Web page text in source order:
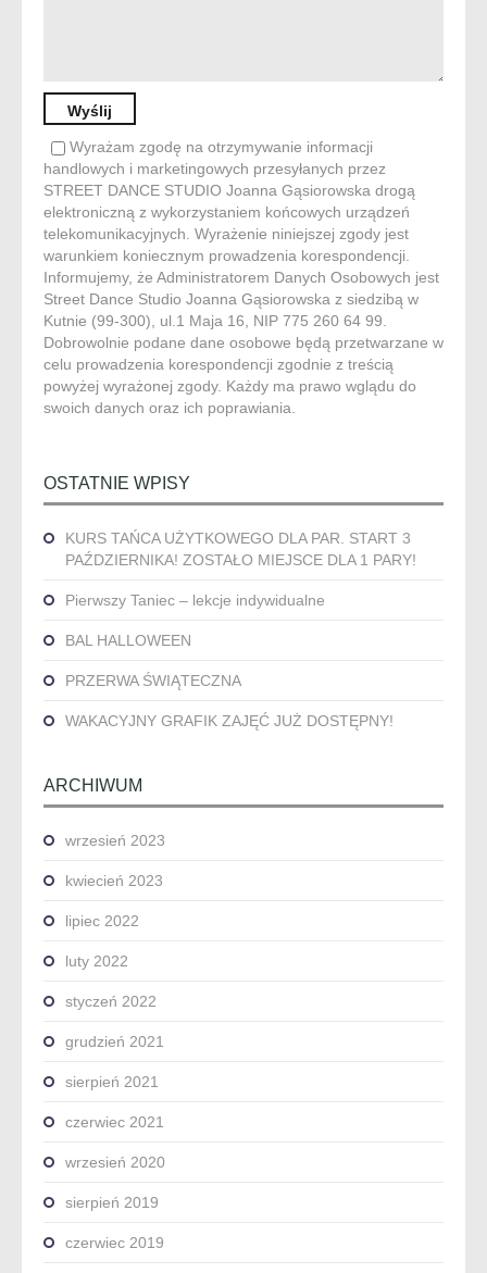
Wyrażam zgodę na otrzymywanie informacji
handlowych i marketingowych przesyłanych przez
STREET DANCE STUDIO Joanna Gąsiorowska drogą
elektroniczną z wykorzystaniem końcowych urządzeń
telekomunikacyjnych. Wyrażenie niniejszej zgody jest
warunkiem koniecznym prowadzenia korespondencji.
Informujemy, że Administratorem Danych Osobowych jest
Street Dance Studio Joanna Gąsiorowska z siedzibą w
Kutnie (99-300), ul.1 Maja 16, NIP 775 260 64 99.
Dobrowolnie podane dane osobowe będą przetwarzane w
celu prowadzenia korespondencji zgodnie z treścią
powyżej wyrażonej zgody. Każdy ma prawo wglądu do
swoich danych oraz ich poprawiania.
OSTATNIE WPISY
KURS TAŃCA UŻYTKOWEGO DLA PAR. START 3
PAŹDZIERNIKA! ZOSTAŁO MIEJSCE DLA 1 PARY!
Pierwszy Taniec – lekcje indywidualne
BAL HALLOWEEN
PRZERWA ŚWIĄTECZNA
WAKACYJNY GRAFIK ZAJĘĆ JUŻ DOSTĘPNY!
ARCHIWUM
wrzesień 2023
kwiecień 2023
lipiec 2022
luty 2022
styczeń 2022
grudzień 2021
sierpień 2021
czerwiec 2021
wrzesień 2020
sierpień 2019
czerwiec 2019